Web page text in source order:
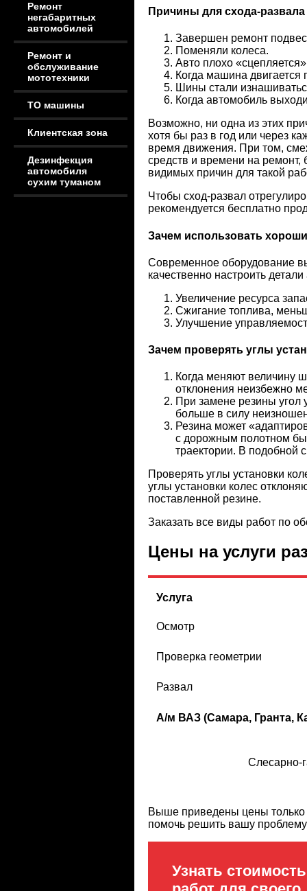
Ремонт
негабаритных
автомобилей
Ремонт и
обслуживание
мототехники
ТО машины
Клиентская зона
Дезинфекция
автомобиля
сухим туманом
Причины для схода-
Завершен ремонт
Поменяли колеса.
Авто плохо
Когда машина двигается
Шины стали
Когда автомобиль
Возможно, ни одна из этих
хотя бы раз в год или через
время движения. При том,
средств и времени на ремонт,
видимых причин для такой
Чтобы сход-развал
рекомендуется бесплатно
Зачем использовать
Современное оборудование
качественно настроить
Увеличение ресурса
Сжигание топлива,
Улучшение
Зачем проверять углы
Когда меняют величину
отклонения неизбежно
При замене резины угол
больше в силу
Резина может
с дорожным полотном
траектории. В подобной
Проверять углы установки
углы установки колес
поставленной резине.
Заказать все виды работ по
Цены на услуги
Услуга
Осмотр
Проверка геометрии
Развал
А/м ВАЗ (Самара, Гранта,
Слесарно-
Выше приведены цены только
помочь решить вашу
Узнать стоимость